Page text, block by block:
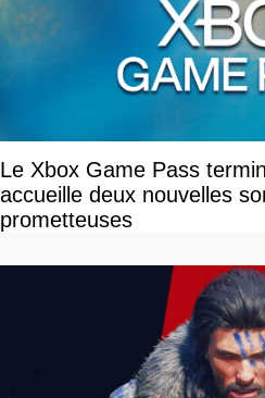
Le Xbox Game Pass
accueille deux nouvelles
prometteuses